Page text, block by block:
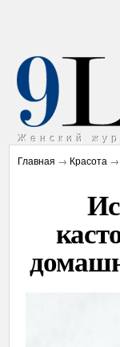
Женский
Главная → Красота →